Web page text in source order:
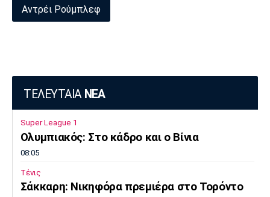
Πόρτο
Αντρέι Ρούμπλεφ
ΤΕΛΕΥΤΑΙΑ ΝΕΑ
Super League 1
Ολυμπιακός: Στο κάδρο και ο Βίνια
08:05
Τένις
Σάκκαρη: Νικηφόρα πρεμιέρα στο Τορόντο